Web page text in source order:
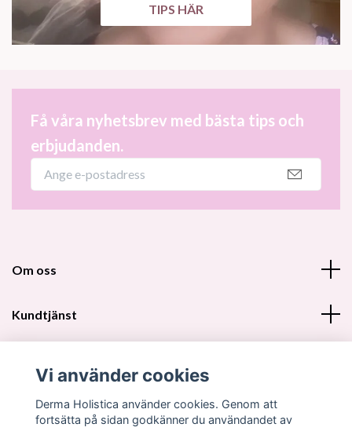
TIPS HÄR
Få våra nyhetsbrev med bästa tips och
erbjudanden.
Om oss
Kundtjänst
Sociala medier
Vi använder cookies
Derma Holistica använder cookies. Genom att
fortsätta på sidan godkänner du användandet av